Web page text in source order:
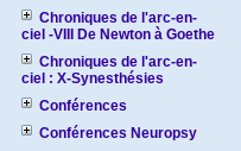
Chroniques de l'arc-en-
ciel -VIII De Newton à Goethe
Chroniques de l'arc-en-
ciel : X-Synesthésies
Conférences
Conférences Neuropsy